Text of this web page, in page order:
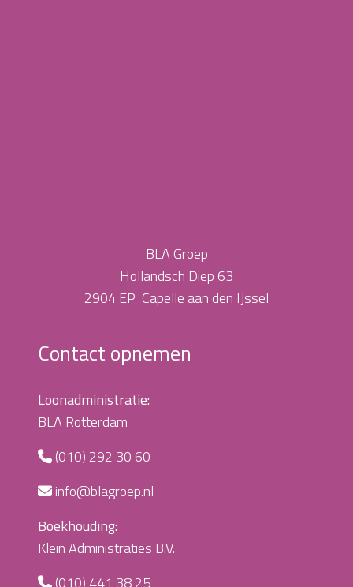
BLA Groep
Hollandsch Diep 63
2904 EP Capelle aan den IJssel
Contact opnemen
Loonadministratie:
BLA Rotterdam
(010) 292 30 60
info@blagroep.nl
Boekhouding:
Klein Administraties B.V.
(010) 441 38 25